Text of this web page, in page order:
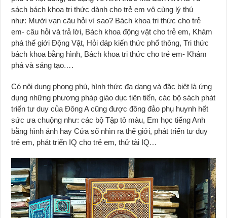
sách bách khoa tri thức dành cho trẻ em vô cùng lý thú
như: Mười vạn câu hỏi vì sao? Bách khoa tri thức cho trẻ
em- câu hỏi và trả lời, Bách khoa động vật cho trẻ em, Khám
phá thế giới Động Vật, Hỏi đáp kiến thức phổ thông, Tri thức
bách khoa bằng hình, Bách khoa tri thức cho trẻ em- Khám
phá và sáng tạo….
Có nội dung phong phú, hình thức đa dạng và đặc biệt là ứng
dụng những phương pháp giáo dục tiên tiến, các bộ sách phát
triển tư duy của Đông A cũng được đông đảo phụ huynh hết
sức ưa chuộng như: các bộ Tập tô màu, Em học tiếng Anh
bằng hình ảnh hay Cửa sổ nhìn ra thế giới, phát triển tư duy
trẻ em, phát triển IQ cho trẻ em, thử tài IQ…